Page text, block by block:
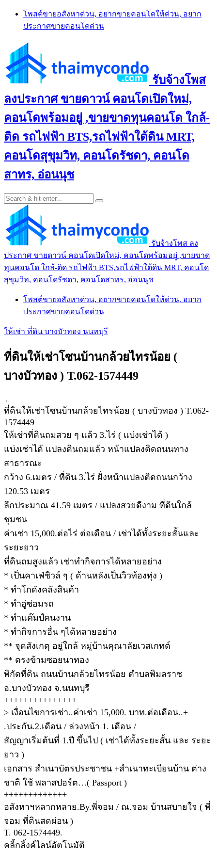
Skip
content
โพสต์ขายอสังหาด่วน, อยากขายคอนโดให้ด่วน, อยาก
ประกาศขายคอนโดด่วน
รับจ้างโพส
ลงประกาศ ขายดาวน์ คอนโดเปิดใหม่,
คอนโดพร้อมอยู่ ,ขายขาดทุนคอนโด ใกล้-
ติด รถไฟฟ้า BTS,รถไฟฟ้าใต้ดิน MRT,
คอนโดสุขุมวิท, คอนโดรัชดา, คอนโด
สาทร, อ่อนนุช
รับจ้างโพส ลง
ประกาศ ขายดาวน์ คอนโดเปิดใหม่, คอนโดพร้อมอยู่ ,ขายขาด
ทุนคอนโด ใกล้-ติด รถไฟฟ้า BTS,รถไฟฟ้าใต้ดิน MRT, คอนโด
สุขุมวิท, คอนโดรัชดา, คอนโดสาทร, อ่อนนุช
โพสต์ขายอสังหาด่วน, อยากขายคอนโดให้ด่วน, อยาก
ประกาศขายคอนโดด่วน
ให้เช่า ที่ดิน บางบัวทอง นนทบุรี
ที่ดินให้เช่าโซนบ้านกล้วยไทรน้อย (
บางบัวทอง ) T.062-1574449
.
ที่ดินให้เช่าโซนบ้านกล้วยไทรน้อย ( บางบัวทอง ) T.062-
1574449
ให้เช่าที่ดินถมสวย ๆ แล้ว 3.ไร่ ( แบ่งเช่าได้ )
แบ่งเช่าได้ แปลงดินถมแล้ว หน้าแปลงติดถนนทาง
สาธารณะ
กว้าง 6.เมตร / ที่ดิน 3.ไร่ ฝั่งหน้าแปลงติดถนนกว้าง
120.53 เมตร
ลึกประมาณ 41.59 เมตร / แปลงสวยดีงาม ที่ดินใกล้
ชุมชน
ค่าเช่า 15,000.ต่อไร่ ต่อเดือน / เช่าได้ทั้งระยะสั้นและ
ระยะยาว
ที่ดินถมสูงแล้ว เช่าทำกิจการได้หลายอย่าง
* เป็นคาเฟ่ชิวล์ ๆ ( ด้านหลังเป็นวิวท้องทุ่ง )
* ทำโกดังคลังสินค้า
* ทำอู่ซ่อมรถ
* ทำแค๊มป์คนงาน
* ทำกิจการอื่น ๆได้หลายอย่าง
** จุดสังเกตุ อยู่ใกล้ หมู่บ้านคุณาลัยเวสเกทต์
** ตรงข้ามซอยนาทอง
พิกัดที่ดิน ถนนบ้านกล้วยไทรน้อย ตำบลพิมลราช
อ.บางบัวทอง จ.นนทบุรี
+++++++++++++++
> เงื่อนไขการเช่า..ค่าเช่า 15,000. บาท.ต่อเดือน..+
.ประกัน.2.เดือน / ล่วงหน้า 1. เดือน /
สัญญาเริ่มต้นที่ 1.ปี ขึ้นไป ( เช่าได้ทั้งระยะสั้น และ ระยะ
ยาว )
เอกสาร สำเนาบัตรประชาชน +สำเนาทะเบียนบ้าน ต่าง
ชาติ ใช้ พลาสปอร์ต…( Passport )
+++++++++++++
อสังหาฯหลากหลาย.By.พี่จอม / ณ.จอม บ้านสบายใจ ( พี่
จอม ที่ดินสดผ่อน )
T. 062-1574449.
คลิ้กลิ้งค์ไลน์อัตโนมัติ